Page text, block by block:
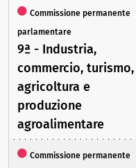
Commissione permanente
parlamentare
9ª - Industria,
commercio, turismo,
agricoltura e
produzione
agroalimentare
Commissione permanente